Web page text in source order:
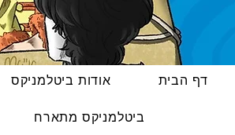
דף הבית אודות ביטלמניקס
ביטלמניקס מתארח